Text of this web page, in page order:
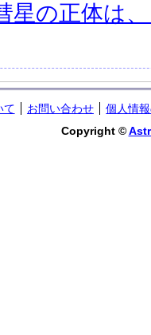
星の正体は
て お問い合わせ
個人情
Copyright ©